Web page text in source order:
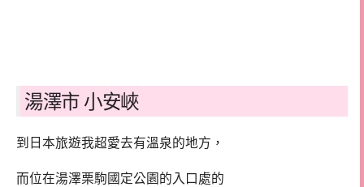
湯澤市 小安峽
到日本旅遊我超愛去有溫泉的地方，
而位在湯澤栗駒國定公園的入口處的